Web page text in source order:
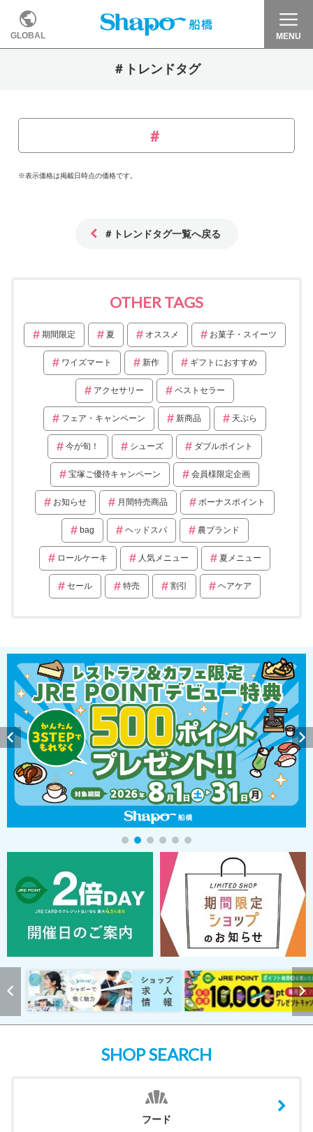
GLOBAL MENU
＃トレンドタグ
※表示価格は掲載日時点の価格です。
＃トレンドタグ一覧へ戻る
OTHER TAGS
期間限定 夏 オススメ お菓子・スイーツ
ワイズマート 新作 ギフトにおすすめ
アクセサリー ベストセラー
フェア・キャンペーン 新商品 天ぷら
今が旬！ シューズ ダブルポイント
宝塚ご優待キャンペーン 会員様限定企画
お知らせ 月間特売商品 ボーナスポイント
bag ヘッドスパ 農ブランド
ロールケーキ 人気メニュー 夏メニュー
セール 特売 割引 ヘアケア
SHOP SEARCH
フード